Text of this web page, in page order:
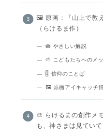
🖼️ 原画：『山上で教
（らけるま作）
🪷 やさしい解説
🌱 こどもたちへのメ
🎚️ 信仰のことば
🖼 原画アイキャッチ
🎨 らけるまの創作メ
も、神さまは見てい